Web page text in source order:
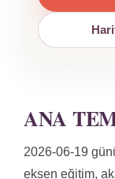
ANA
2026-06-19
eksen eğitim,